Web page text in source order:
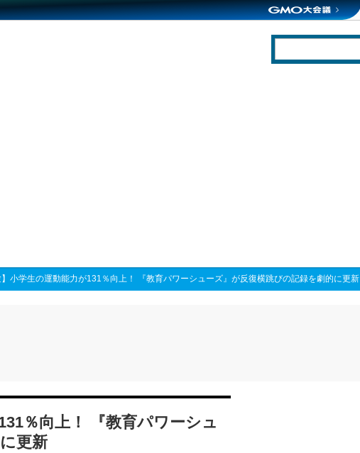
】小学生の運動能力が131％向上！ 『教育パワーシューズ』が反復横跳びの記録を劇的に更新
％向上！ 『教育パワーシュ
更新